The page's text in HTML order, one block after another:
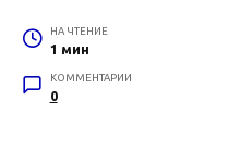
НА ЧТЕНИЕ
1 мин
КОММЕНТАРИИ
0